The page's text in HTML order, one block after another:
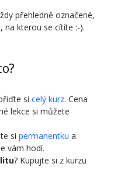
přehledně označené,
, na kterou se cítíte :-).
si celý kurz. Cena
lekce si můžete
si permanentku a
vám hodí.
? Kupujte si z kurzu